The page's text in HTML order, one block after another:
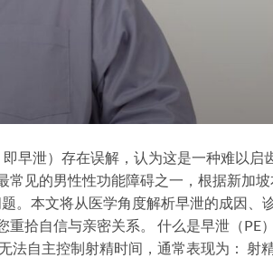
早泄）存在误解，认为这是一种难以启
见的男性性功能障碍之一，根据新加坡
。本文将从医学角度解析早泄的成因、
拾自信与亲密关系。 什么是早泄（PE
法自主控制射精时间，通常表现为： 射